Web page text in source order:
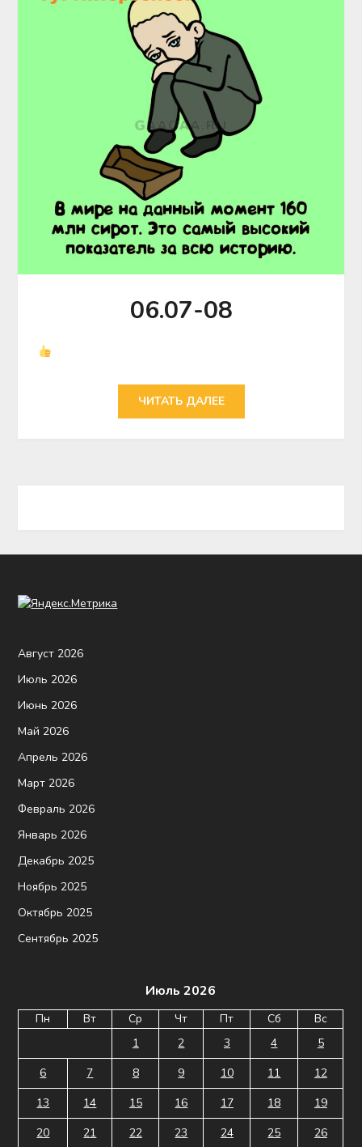
06.07-08
ЧИТАТЬ ДАЛЕЕ
Август 2026
Июль 2026
Июнь 2026
Май 2026
Апрель 2026
Март 2026
Февраль 2026
Январь 2026
Декабрь 2025
Ноябрь 2025
Октябрь 2025
Сентябрь 2025
Июль 2026
Пн Вт Ср Чт Пт Сб
Вс
1
2 3 4
5
6
7 8 9 10 11
12
13
14 15 16 17 18
19
20
21 22 23 24 25 26